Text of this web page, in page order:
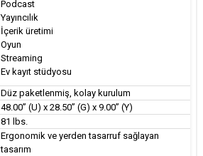
Podcast
Yayıncılık
İçerik üretimi
Oyun
Streaming
Ev kayıt stüdyosu
Düz paketlenmiş, kolay kurulum
48.00” (U) x 28.50” (G) x 9.00” (Y)
81 lbs.
Ergonomik ve yerden tasarruf sağlayan
tasarım